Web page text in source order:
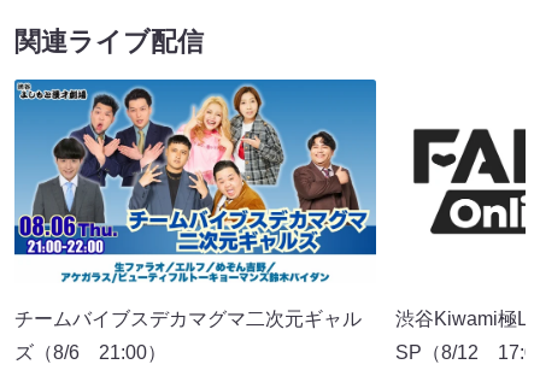
関連ライブ配信
チームバイブスデカマグマ二次元ギャル
ズ（8/6 21:00）
渋谷Kiwami極
SP（8/12